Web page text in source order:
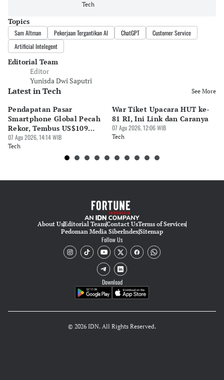
Tech
Topics
Sam Altman Pekerjaan Tergantikan AI ChatGPT
Customer Service
Artificial Intelegent
Editorial Team
Editor
Yunisda Dwi Saputri
Latest in Tech See More
Pendapatan Pasar
Smartphone Global Pecah
Rekor, Tembus US$109
Miliar
07 Agu 2026, 14:14 WIB
Tech
War Tiket Upacara HUT ke-
81 RI, Ini Link dan Caranya
07 Agu 2026, 12:06 WIB
Tech
About UsEditorial TeamContact UsTerms of Services
Pedoman Media SiberIndexSitemap
Follow Us
Download
© 2026 IDN. All Rights Reserved.